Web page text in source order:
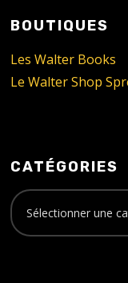
BOUTIQUES
Les Walter Books
Le Walter Shop
CATÉGORIES